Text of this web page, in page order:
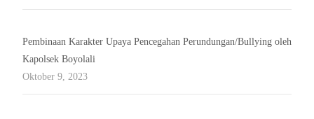
Pembinaan Karakter Upaya Pencegahan Perundungan/Bullying oleh
Kapolsek Boyolali
Oktober 9, 2023